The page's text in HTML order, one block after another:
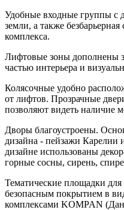
Удобные входные группы с
земли, а также
комплекса.
Лифтовые зоны дополнены
частью интерьера и
Колясочные удобно
от лифтов. Прозрачные
позволяют видеть наличие
Дворы благоустроены.
дизайна - пейзажи Карелии
дизайне использованы
горные сосны, сирень,
Тематические площадки
безопасным покрытием в
комплексами KOMPAN